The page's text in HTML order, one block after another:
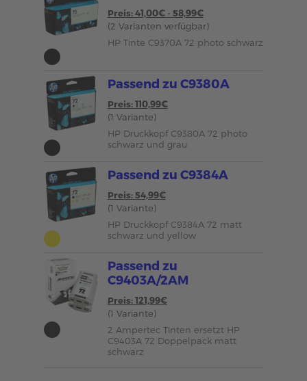
Preis: 41,00€ - 58,99€
(2 Varianten verfügbar)
HP Tinte C9370A 72 photo schwarz
Passend zu C9380A
Preis: 110,99€
(1 Variante)
HP Druckkopf C9380A 72 photo
schwarz und grau
Passend zu C9384A
Preis: 54,99€
(1 Variante)
HP Druckkopf C9384A 72 matt
schwarz und yellow
Passend zu
C9403A/2AM
Preis: 121,99€
(1 Variante)
2 Ampertec Tinten ersetzt HP
C9403A 72 Doppelpack matt
schwarz